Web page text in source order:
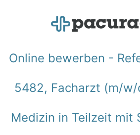
Online bewerben -
5482, Facharzt (m/
Medizin in Teilzeit mit